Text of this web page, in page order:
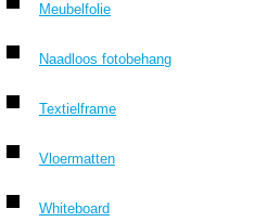
Meubelfolie
Naadloos fotobehang
Textielframe
Vloermatten
Whiteboard